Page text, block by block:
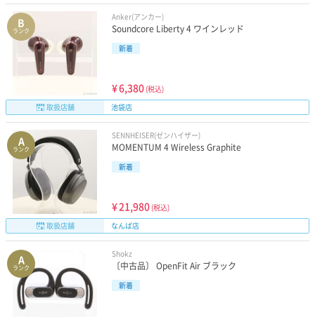
B
ランク
Anker(アンカー)
Soundcore Liberty 4 ワインレッド
新着
¥6,380 (税込)
取扱店舗
池袋店
A
ランク
SENNHEISER(ゼンハイザー)
MOMENTUM 4 Wireless Graphite
新着
¥21,980 (税込)
取扱店舗
なんば店
A
ランク
Shokz
〔中古品〕 OpenFit Air ブラック
新着